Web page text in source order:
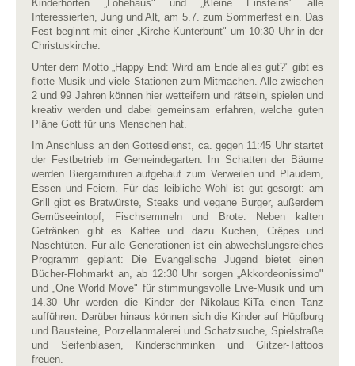
Kinderhorten „Löhehaus" und „Kleine Einsteins" alle
Interessierten, Jung und Alt, am 5.7. zum Sommerfest ein. Das
Fest beginnt mit einer „Kirche Kunterbunt" um 10:30 Uhr in der
Christuskirche.
Unter dem Motto „Happy End: Wird am Ende alles gut?" gibt es
flotte Musik und viele Stationen zum Mitmachen. Alle zwischen
2 und 99 Jahren können hier wetteifern und rätseln, spielen und
kreativ werden und dabei gemeinsam erfahren, welche guten
Pläne Gott für uns Menschen hat.
Im Anschluss an den Gottesdienst, ca. gegen 11:45 Uhr startet
der Festbetrieb im Gemeindegarten. Im Schatten der Bäume
werden Biergarnituren aufgebaut zum Verweilen und Plaudern,
Essen und Feiern. Für das leibliche Wohl ist gut gesorgt: am
Grill gibt es Bratwürste, Steaks und vegane Burger, außerdem
Gemüseeintopf, Fischsemmeln und Brote. Neben kalten
Getränken gibt es Kaffee und dazu Kuchen, Crêpes und
Naschtüten. Für alle Generationen ist ein abwechslungsreiches
Programm geplant: Die Evangelische Jugend bietet einen
Bücher-Flohmarkt an, ab 12:30 Uhr sorgen „Akkordeonissimo"
und „One World Move" für stimmungsvolle Live-Musik und um
14.30 Uhr werden die Kinder der Nikolaus-KiTa einen Tanz
aufführen. Darüber hinaus können sich die Kinder auf Hüpfburg
und Bausteine, Porzellanmalerei und Schatzsuche, Spielstraße
und Seifenblasen, Kinderschminken und Glitzer-Tattoos
freuen.